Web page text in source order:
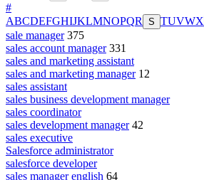
#
ABCDEFGHIJKLMNOPQR S TUVWX
sale manager 375
sales account manager 331
sales and marketing assistant
sales and marketing manager 12
sales assistant
sales business development manager
sales coordinator
sales development manager 42
sales executive
Salesforce administrator
salesforce developer
sales manager english 64